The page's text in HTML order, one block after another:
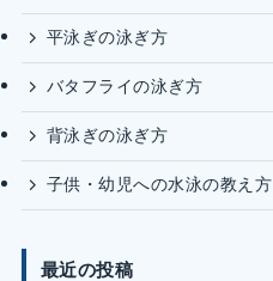
平泳ぎの泳ぎ方
バタフライの泳ぎ方
背泳ぎの泳ぎ方
子供・幼児への水泳の教え方
最近の投稿